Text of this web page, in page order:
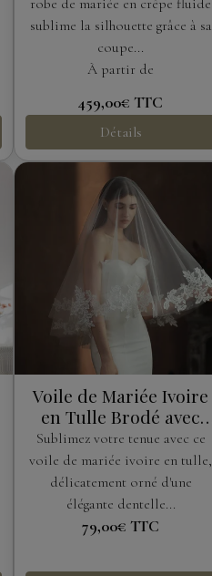
sublime la silhouette grâce à sa
coupe...
À partir de
459,00€TTC
Détails
Voile de Mariée Ivoire
en Tulle Brodé avec
Peigne
Sublimez votre tenue avec ce
voile de mariée ivoire en tulle,
délicatement orné d'une
élégante dentelle...
79,00€TTC